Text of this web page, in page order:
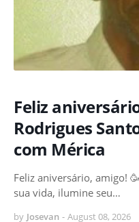
Feliz
Rodrigues
com Mérica
Feliz aniversário, amigo!
sua vida, ilumine seu…
by Josevan - August 08, 2026